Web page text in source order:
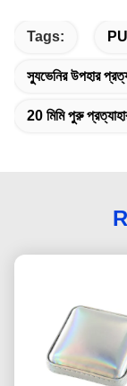
Tags:
স্যুভেনির উপহার
20 মিমি পুরু